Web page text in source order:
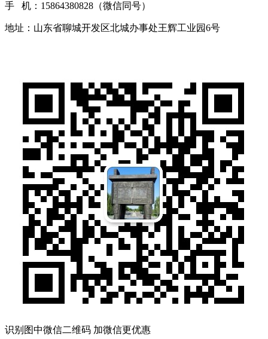
手 机：15864380828（微信同号）
地址：山东省聊城开发区北城办事处王辉工业园6号
识别图中微信二维码 加微信更优惠